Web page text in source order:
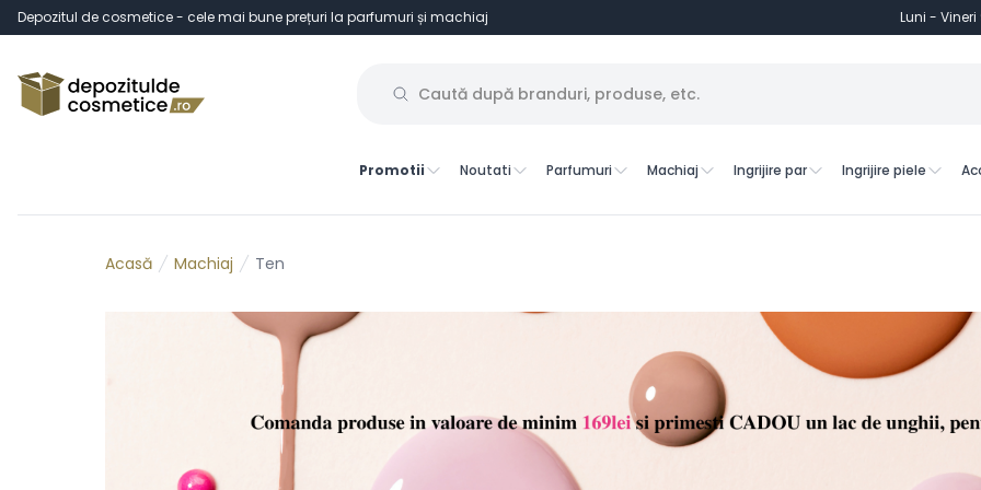
Depozitul de cosmetice - cele mai bune prețuri la parfumuri și machiaj Luni - Vineri
Promotii Noutati Parfumuri Machiaj Ingrijire par Ingrijire piele
Acasă Machiaj Ten